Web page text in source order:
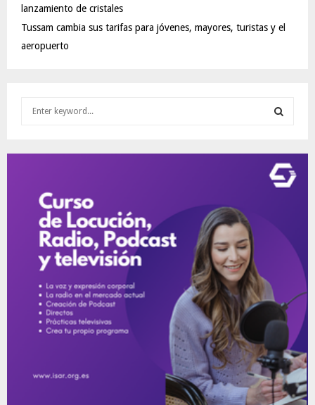
lanzamiento de cristales
Tussam cambia sus tarifas para jóvenes, mayores, turistas y el
aeropuerto
E